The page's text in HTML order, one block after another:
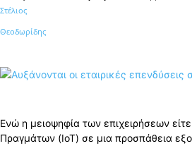
Κοινοποίηση
Ενώ η μειοψηφία των επιχειρήσεων
Πραγμάτων (IoT) σε μια προσπάθεια